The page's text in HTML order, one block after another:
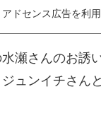
ドセンス広告を利
水瀬さんのお誘
ジュンイチさん